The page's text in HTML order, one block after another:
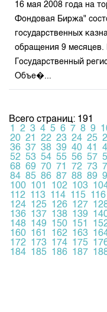
16 мая 2008 года на
Фондовая Биржа"
государственных
обращения 9
Государственный
Объе�...
Всего страниц: 191
1
2 3 4 5 6 7 8 9
20 21 22 23 24 25
36 37 38 39 40 41
52 53 54 55 56 57
68 69 70 71 72 73
84 85 86 87 88 89
100 101 102 103
112 113 114 115 116
124 125 126 127
136 137 138 139
148 149 150 151
160 161 162 163
172 173 174 175
184 185 186 187